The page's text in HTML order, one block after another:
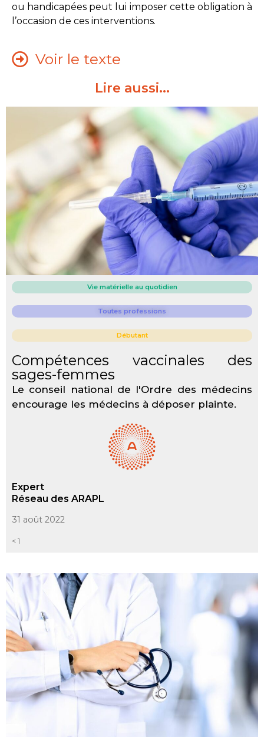
ou handicapées peut lui imposer cette obligation à
l’occasion de ces interventions.
Voir le texte
Lire aussi...
Vie matérielle au quotidien
Toutes professions
Débutant
Compétences vaccinales des
sages-femmes
Le conseil national de l'Ordre des médecins
encourage les médecins à déposer plainte.
Expert
Réseau des ARAPL
31 août 2022
< 1